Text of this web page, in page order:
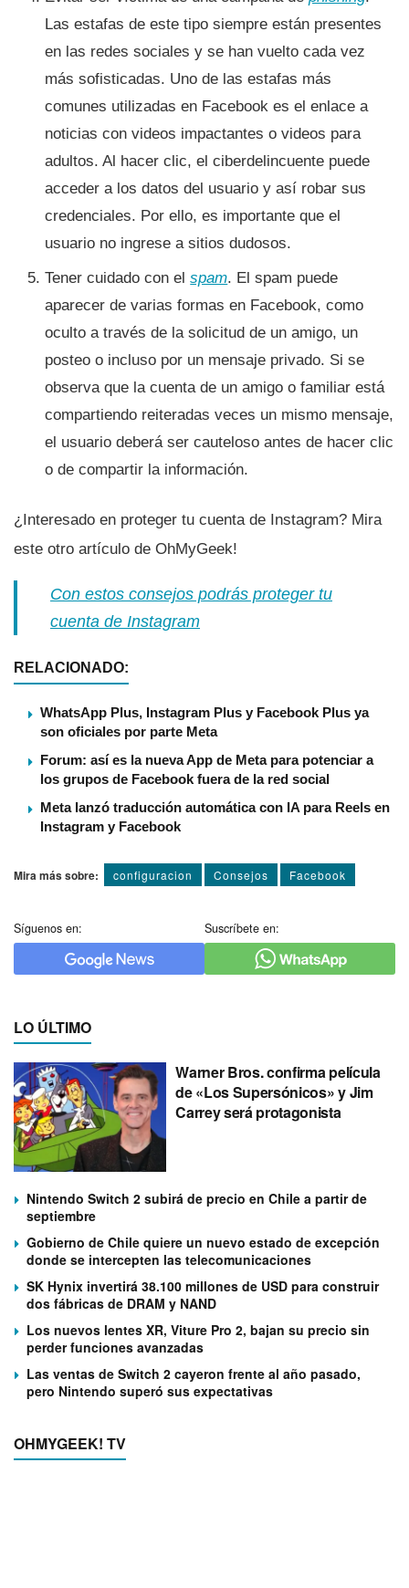
Las estafas de este tipo siempre están presentes
en las redes sociales y se han vuelto cada vez
más sofisticadas. Uno de las estafas más
comunes utilizadas en Facebook es el enlace a
noticias con videos impactantes o videos para
adultos. Al hacer clic, el ciberdelincuente puede
acceder a los datos del usuario y así­ robar sus
credenciales. Por ello, es importante que el
usuario no ingrese a sitios dudosos.
Tener cuidado con elspam. El spam puede
aparecer de varias formas en Facebook, como
oculto a través de la solicitud de un amigo, un
posteo o incluso por un mensaje privado. Si se
observa que la cuenta de un amigo o familiar está
compartiendo reiteradas veces un mismo mensaje,
el usuario deberá ser cauteloso antes de hacer clic
o de compartir la información.
¿Interesado en proteger tu cuenta de Instagram? Mira
este otro artí­culo de OhMyGeek!
Con estos consejos podrás proteger tu
cuenta de Instagram
RELACIONADO:
WhatsApp Plus, Instagram Plus y Facebook Plus ya
son oficiales por parte Meta
Forum: así es la nueva App de Meta para potenciar a
los grupos de Facebook fuera de la red social
Meta lanzó traducción automática con IA para Reels en
Instagram y Facebook
Mira más sobre: configuracion Consejos Facebook
Síguenos en: Suscríbete en:
LO ÚLTIMO
Warner Bros. confirma película
de «Los Supersónicos» y Jim
Carrey será protagonista
Nintendo Switch 2 subirá de precio en Chile a partir de
septiembre
Gobierno de Chile quiere un nuevo estado de excepción
donde se intercepten las telecomunicaciones
SK Hynix invertirá 38.100 millones de USD para construir
dos fábricas de DRAM y NAND
Los nuevos lentes XR, Viture Pro 2, bajan su precio sin
perder funciones avanzadas
Las ventas de Switch 2 cayeron frente al año pasado,
pero Nintendo superó sus expectativas
OHMYGEEK! TV